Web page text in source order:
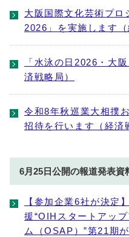
大阪国際文化芸術プロ
2026」を実施します（
「水泳の日2026・大
済戦略局）
令和8年秋巡業大相撲
招待を行います（経済
6月25日公開の報道発表資
【参加企業6社が決定
援“OIHスタートアッ
ム（OSAP）”第21期